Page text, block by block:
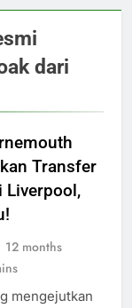
dari
Transfer
Liverpool,
12 months
mengejutkan